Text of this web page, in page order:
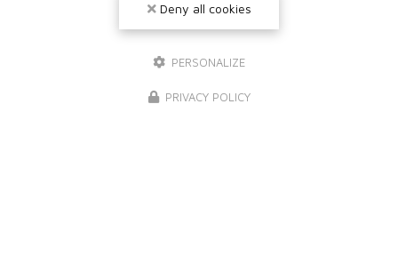
Deny all cookies
PERSONALIZE
PRIVACY POLICY